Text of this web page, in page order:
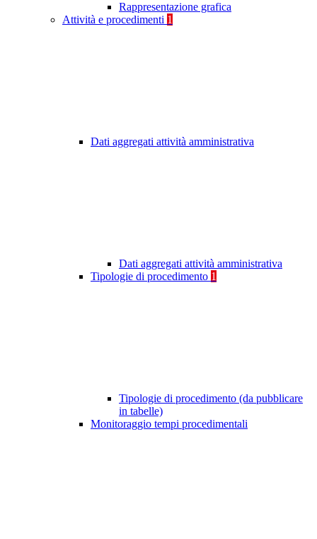
Rappresentazione grafica
Attività e procedimenti 1
Dati aggregati attività amministrativa
Dati aggregati attività amministrativa
Tipologie di procedimento 1
Tipologie di procedimento (da pubblicare
in tabelle)
Monitoraggio tempi procedimentali